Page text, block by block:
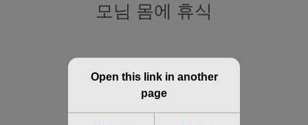
모님 몸에 휴식